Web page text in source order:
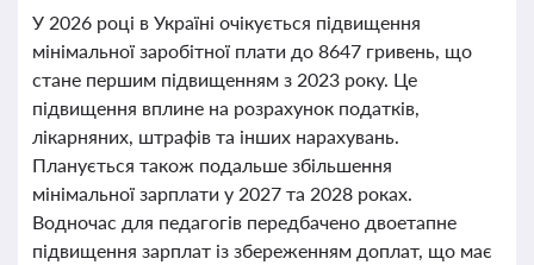
У 2026 році в Україні очікується підвищення
мінімальної заробітної плати до 8647 гривень, що
стане першим підвищенням з 2023 року. Це
підвищення вплине на розрахунок податків,
лікарняних, штрафів та інших нарахувань.
Планується також подальше збільшення
мінімальної зарплати у 2027 та 2028 роках.
Водночас для педагогів передбачено двоетапне
підвищення зарплат із збереженням доплат, що має